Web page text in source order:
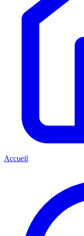
Accueil